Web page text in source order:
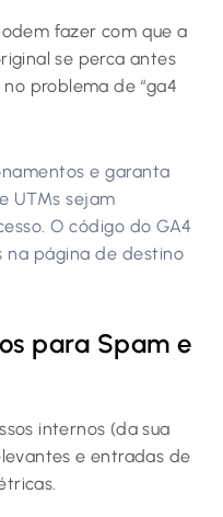
fazer com que a
se perca antes
problema de “ga4
e garanta
UTMs sejam
O código do GA4
na página de destino
para Spam e
internos (da sua
e entradas de